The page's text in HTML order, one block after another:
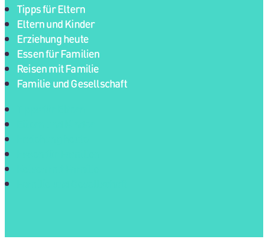
Tipps für Eltern
Eltern und Kinder
Erziehung heute
Essen für Familien
Reisen mit Familie
Familie und Gesellschaft